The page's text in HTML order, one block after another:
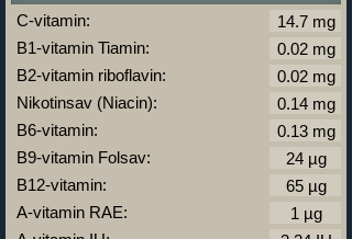
C-vitamin:
B1-vitamin Tiamin:
B2-vitamin riboflavin:
Nikotinsav (Niacin):
B6-vitamin:
B9-vitamin Folsav:
B12-vitamin:
A-vitamin RAE: